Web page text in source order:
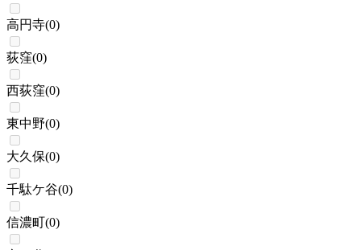
高円寺(0)
荻窪(0)
西荻窪(0)
東中野(0)
大久保(0)
千駄ケ谷(0)
信濃町(0)